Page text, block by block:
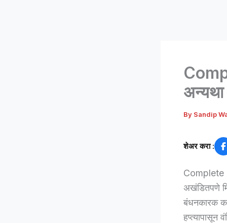
अन्यथा
By Sandip
शेअर करा :
Complete
अखंडितपणे
बंधनकारक
हप्त्यापासून